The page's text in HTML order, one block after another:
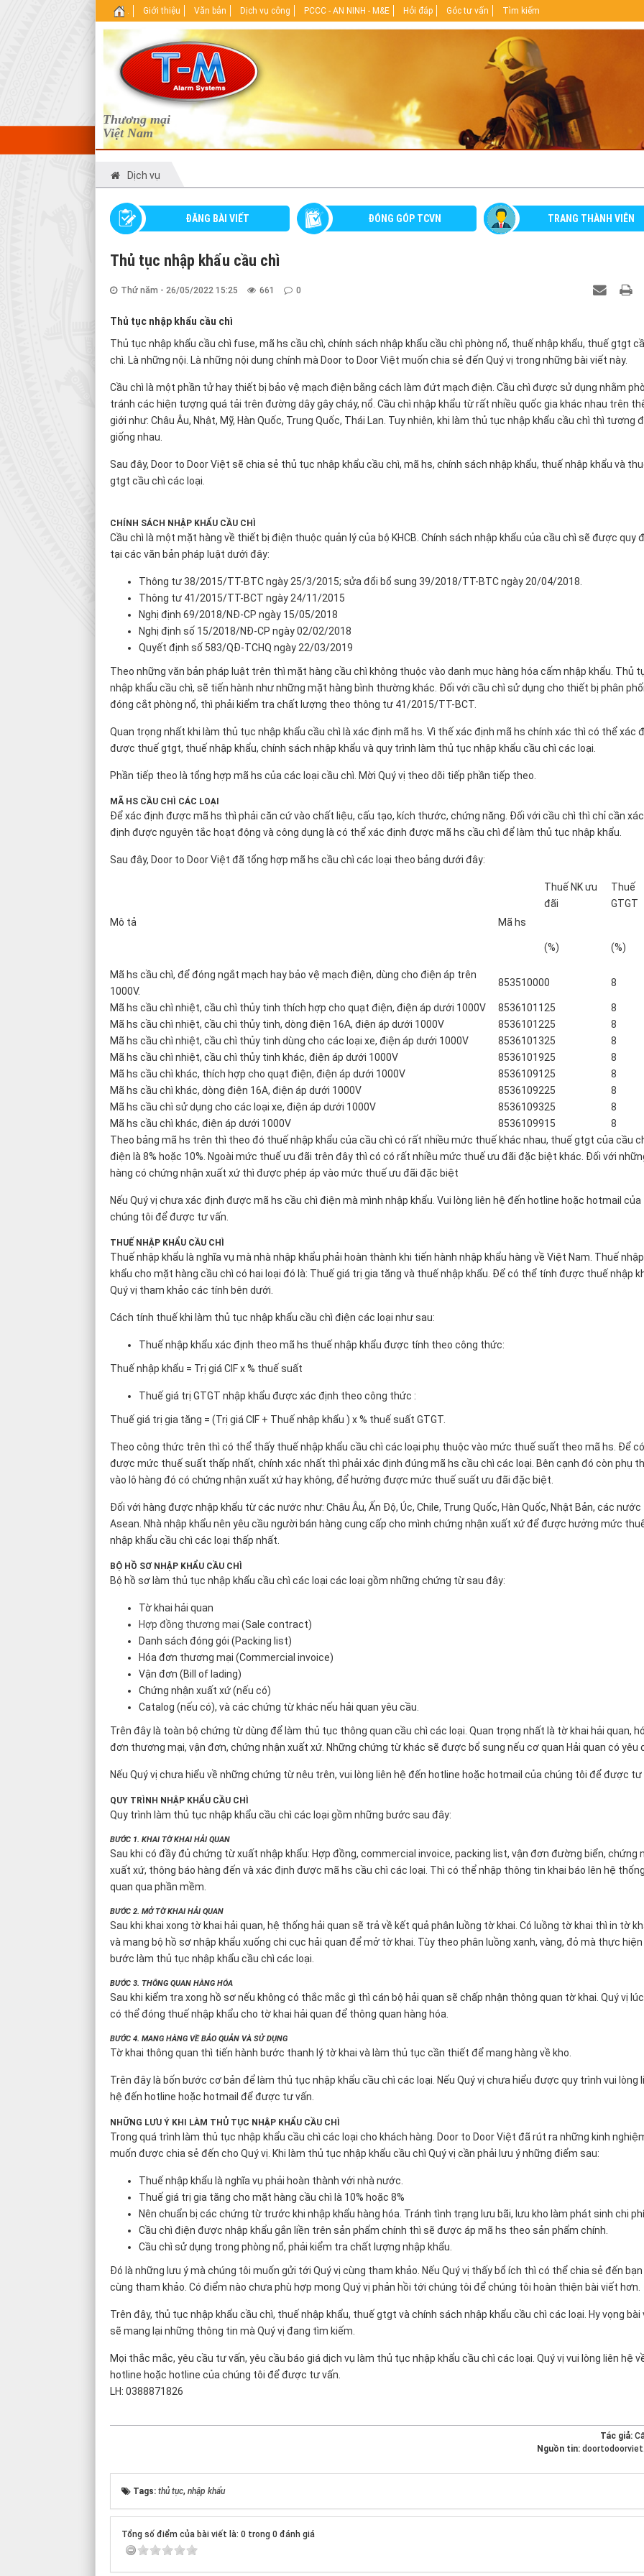
Thương mại
Việt Nam
. Giới thiệu Văn bản Dịch vụ công PCCC - AN NINH - M&E Hỏi đáp Góc tư vấn Tìm kiếm
Dịch vụ
ĐĂNG BÀI VIẾT ĐÓNG GÓP TCVN TRANG THÀNH VIÊN
Thủ tục nhập khẩu cầu chì
Thứ năm - 26/05/2022 15:25 661 0
Thủ tục nhập khẩu cầu chì
Thủ tục nhập khẩu cầu chì fuse, mã hs cầu chì, chính sách nhập khẩu cầu chì phòng nổ, thuế nhập khẩu, thuế gtgt
chì. Là những nội. Là những nội dung chính mà Door to Door Việt muốn chia sẻ đến Quý vị trong những bài viết này.
Cầu chì là một phần tử hay thiết bị bảo vệ mạch điện bằng cách làm đứt mạch điện. Cầu chì được sử dụng nhằm
tránh các hiện tượng quá tải trên đường dây gây cháy, nổ. Cầu chì nhập khẩu từ rất nhiều quốc gia khác nhau trên
giới như: Châu Âu, Nhật, Mỹ, Hàn Quốc, Trung Quốc, Thái Lan. Tuy nhiên, khi làm thủ tục nhập khẩu cầu chì thì tương
giống nhau.
Sau đây, Door to Door Việt sẽ chia sẻ thủ tục nhập khẩu cầu chì, mã hs, chính sách nhập khẩu, thuế nhập khẩu và
gtgt cầu chì các loại.
CHÍNH SÁCH NHẬP KHẨU CẦU CHÌ
Cầu chì là một mặt hàng về thiết bị điện thuộc quản lý của bộ KHCB. Chính sách nhập khẩu của cầu chì sẽ được quy
tại các văn bản pháp luật dưới đây:
Thông tư 38/2015/TT-BTC ngày 25/3/2015; sửa đổi bổ sung 39/2018/TT-BTC ngày 20/04/2018.
Thông tư 41/2015/TT-BCT ngày 24/11/2015
Nghị định 69/2018/NĐ-CP ngày 15/05/2018
Nghị định số 15/2018/NĐ-CP ngày 02/02/2018
Quyết định số 583/QĐ-TCHQ ngày 22/03/2019
Theo những văn bản pháp luật trên thì mặt hàng cầu chì không thuộc vào danh mục hàng hóa cấm nhập khẩu. Thủ
nhập khẩu cầu chì, sẽ tiến hành như những mặt hàng bình thường khác. Đối với cầu chì sử dụng cho thiết bị phân
đóng cắt phòng nổ, thì phải kiểm tra chất lượng theo thông tư 41/2015/TT-BCT.
Quan trọng nhất khi làm thủ tục nhập khẩu cầu chì là xác định mã hs. Vì thế xác định mã hs chính xác thì có thể xác
được thuế gtgt, thuế nhập khẩu, chính sách nhập khẩu và quy trình làm thủ tục nhập khẩu cầu chì các loại.
Phần tiếp theo là tổng hợp mã hs của các loại cầu chì. Mời Quý vị theo dõi tiếp phần tiếp theo.
MÃ HS CẦU CHÌ CÁC LOẠI
Để xác định được mã hs thì phải căn cứ vào chất liệu, cấu tạo, kích thước, chứng năng. Đối với cầu chì thì chỉ cần xác
định được nguyên tắc hoạt động và công dụng là có thể xác định được mã hs cầu chì để làm thủ tục nhập khẩu.
Sau đây, Door to Door Việt đã tổng hợp mã hs cầu chì các loại theo bảng dưới đây:
Mô tả Mã hs
Thuế NK ưu
đãi
(%)
Thuế
GTGT
(%)
Mã hs cầu chì, để đóng ngắt mạch hay bảo vệ mạch điện, dùng cho điện áp trên
1000V.
853510000 8
Mã hs cầu chì nhiệt, cầu chì thủy tinh thích hợp cho quạt điện, điện áp dưới 1000V 85361011 25
8
Mã hs cầu chì nhiệt, cầu chì thủy tinh, dòng điện 16A, điện áp dưới 1000V
8536101225
8
Mã hs cầu chì nhiệt, cầu chì thủy tinh dùng cho các loại xe, điện áp dưới 1000V
8536101325
8
Mã hs cầu chì nhiệt, cầu chì thủy tinh khác, điện áp dưới 1000V
8536101925
8
Mã hs cầu chì khác, thích hợp cho quạt điện, điện áp dưới 1000V
85361091 25
8
Mã hs cầu chì khác, dòng điện 16A, điện áp dưới 1000V
8536109225
8
Mã hs cầu chì sử dụng cho các loại xe, điện áp dưới 1000V
8536109325
8
Mã hs cầu chì khác, điện áp dưới 1000V
8536109915
8
Theo bảng mã hs trên thì theo đó thuế nhập khẩu của cầu chì có rất nhiều mức thuế khác nhau, thuế gtgt của cầu
điện là 8% hoặc 10%. Ngoài mức thuế ưu đãi trên đây thì có có rất nhiều mức thuế ưu đãi đặc biệt khác. Đối với
hàng có chứng nhận xuất xứ thì được phép áp vào mức thuế ưu đãi đặc biệt
Nếu Quý vị chưa xác định được mã hs cầu chì điện mà mình nhập khẩu. Vui lòng liên hệ đến hotline hoặc hotmail của
chúng tôi để được tư vấn.
THUẾ NHẬP KHẨU CẦU CHÌ
Thuế nhập khẩu là nghĩa vụ mà nhà nhập khẩu phải hoàn thành khi tiến hành nhập khẩu hàng về Việt Nam. Thuế nhập
khẩu cho mặt hàng cầu chì có hai loại đó là: Thuế giá trị gia tăng và thuế nhập khẩu. Để có thể tính được thuế nhập
Quý vị tham khảo các tính bên dưới.
Cách tính thuế khi làm thủ tục nhập khẩu cầu chì điện các loại như sau:
Thuế nhập khẩu xác định theo mã hs thuế nhập khẩu được tính theo công thức:
Thuế nhập khẩu = Trị giá CIF x % thuế suất
Thuế giá trị GTGT nhập khẩu được xác định theo công thức :
Thuế giá trị gia tăng = (Trị giá CIF + Thuế nhập khẩu ) x % thuế suất GTGT.
Theo công thức trên thì có thể thấy thuế nhập khẩu cầu chì các loại phụ thuộc vào mức thuế suất theo mã hs. Để có
được mức thuế suất thấp nhất, chính xác nhất thì phải xác định đúng mã hs cầu chì các loại. Bên cạnh đó còn phụ
vào lô hàng đó có chứng nhận xuất xứ hay không, để hưởng được mức thuế suất ưu đãi đặc biệt.
Đối với hàng được nhập khẩu từ các nước như: Châu Âu, Ấn Độ, Úc, Chile, Trung Quốc, Hàn Quốc, Nhật Bản, các nước
Asean. Nhà nhập khẩu nên yêu cầu người bán hàng cung cấp cho mình chứng nhận xuất xứ để được hưởng mức
nhập khẩu cầu chì các loại thấp nhất.
BỘ HỒ SƠ NHẬP KHẨU CẦU CHÌ
Bộ hồ sơ làm thủ tục nhập khẩu cầu chì các loại các loại gồm những chứng từ sau đây:
Tờ khai hải quan
Hợp đồng thương mại (Sale contract)
Danh sách đóng gói (Packing list)
Hóa đơn thương mại (Commercial invoice)
Vận đơn (Bill of lading)
Chứng nhận xuất xứ (nếu có)
Catalog (nếu có), và các chứng từ khác nếu hải quan yêu cầu.
Trên đây là toàn bộ chứng từ dùng để làm thủ tục thông quan cầu chì các loại. Quan trọng nhất là tờ khai hải quan,
đơn thương mại, vận đơn, chứng nhận xuất xứ. Những chứng từ khác sẽ được bổ sung nếu cơ quan Hải quan có yêu
Nếu Quý vị chưa hiểu về những chứng từ nêu trên, vui lòng liên hệ đến hotline hoặc hotmail của chúng tôi để được tư
QUY TRÌNH NHẬP KHẨU CẦU CHÌ
Quy trình làm thủ tục nhập khẩu cầu chì các loại gồm những bước sau đây:
BƯỚC 1. KHAI TỜ KHAI HẢI QUAN
Sau khi có đầy đủ chứng từ xuất nhập khẩu: Hợp đồng, commercial invoice, packing list, vận đơn đường biển, chứng
xuất xứ, thông báo hàng đến và xác định được mã hs cầu chì các loại. Thì có thể nhập thông tin khai báo lên hệ
quan qua phần mềm.
BƯỚC 2. MỞ TỜ KHAI HẢI QUAN
Sau khi khai xong tờ khai hải quan, hệ thống hải quan sẽ trả về kết quả phân luồng tờ khai. Có luồng tờ khai thì in tờ
và mang bộ hồ sơ nhập khẩu xuống chi cục hải quan để mở tờ khai. Tùy theo phân luồng xanh, vàng, đỏ mà thực
bước làm thủ tục nhập khẩu cầu chì các loại.
BƯỚC 3. THÔNG QUAN HÀNG HÓA
Sau khi kiểm tra xong hồ sơ nếu không có thắc mắc gì thì cán bộ hải quan sẽ chấp nhận thông quan tờ khai. Quý vị
có thể đóng thuế nhập khẩu cho tờ khai hải quan để thông quan hàng hóa.
BƯỚC 4. MANG HÀNG VỀ BẢO QUẢN VÀ SỬ DỤNG
Tờ khai thông quan thì tiến hành bước thanh lý tờ khai và làm thủ tục cần thiết để mang hàng về kho.
Trên đây là bốn bước cơ bản để làm thủ tục nhập khẩu cầu chì các loại. Nếu Quý vị chưa hiểu được quy trình vui lòng
hệ đến hotline hoặc hotmail để được tư vấn.
NHỮNG LƯU Ý KHI LÀM THỦ TỤC NHẬP KHẨU CẦU CHÌ
Trong quá trình làm thủ tục nhập khẩu cầu chì các loại cho khách hàng. Door to Door Việt đã rút ra những kinh
muốn được chia sẻ đến cho Quý vị. Khi làm thủ tục nhập khẩu cầu chì Quý vị cần phải lưu ý những điểm sau:
Thuế nhập khẩu là nghĩa vụ phải hoàn thành với nhà nước.
Thuế giá trị gia tăng cho mặt hàng cầu chì là 10% hoặc 8%
Nên chuẩn bị các chứng từ trước khi nhập khẩu hàng hóa. Tránh tình trạng lưu bãi, lưu kho làm phát sinh chi
Cầu chì điện được nhập khẩu gắn liền trên sản phẩm chính thì sẽ được áp mã hs theo sản phẩm chính.
Cầu chì sử dụng trong phòng nổ, phải kiểm tra chất lượng nhập khẩu.
Đó là những lưu ý mà chúng tôi muốn gửi tới Quý vị cùng tham khảo. Nếu Quý vị thấy bổ ích thì có thể chia sẻ đến bạn
cùng tham khảo. Có điểm nào chưa phù hợp mong Quý vị phản hồi tới chúng tôi để chúng tôi hoàn thiện bài viết hơn.
Trên đây, thủ tục nhập khẩu cầu chì, thuế nhập khẩu, thuế gtgt và chính sách nhập khẩu cầu chì các loại. Hy vọng bài
sẽ mang lại những thông tin mà Quý vị đang tìm kiếm.
Mọi thắc mắc, yêu cầu tư vấn, yêu cầu báo giá dịch vụ làm thủ tục nhập khẩu cầu chì các loại. Quý vị vui lòng liên hệ
hotline hoặc hotline của chúng tôi để được tư vấn.
LH: 0388871826
Tác giả:
Nguồn tin:
Tags: thủ tục, nhập khẩu
Tổng số điểm của bài viết là: 0 trong 0 đánh giá